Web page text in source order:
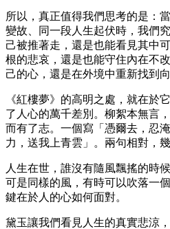
所以，真正值得我們思考的是：
變故、同一段人生起伏時，我們
己被推著走，還是也能看見其中
根的悲哀，還是也能守住內在不
己的心，還是在外境中重新找到
《紅樓夢》的高明之處，就在於
了人心的萬千差別。柳絮本無言
而有了志。一個寫「憑爾去，忍
力，送我上青雲」。兩句相對，
人生在世，誰沒有隨風飄搖的時
可是同樣的風，有時可以吹落一
鍵在於人的心如何面對。
黛玉讓我們看見人生的真實悲涼